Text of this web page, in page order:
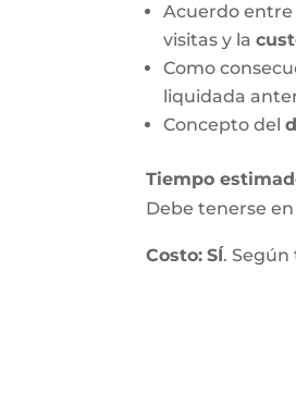
Acuerdo entre
visitas y la
Como
liquidada
Concepto del
Tiempo
Debe tenerse
Costo: SÍ.